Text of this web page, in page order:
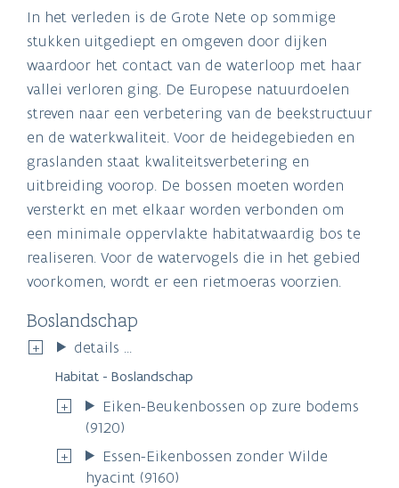
In het verleden is de Grote Nete op sommige
stukken uitgediept en omgeven door dijken
waardoor het contact van de waterloop met haar
vallei verloren ging. De Europese natuurdoelen
streven naar een verbetering van de beekstructuur
en de waterkwaliteit. Voor de heidegebieden en
graslanden staat kwaliteitsverbetering en
uitbreiding voorop. De bossen moeten worden
versterkt en met elkaar worden verbonden om
een minimale oppervlakte habitatwaardig bos te
realiseren. Voor de watervogels die in het gebied
voorkomen, wordt er een rietmoeras voorzien.
Boslandschap
details ...
Habitat - Boslandschap
Eiken-Beukenbossen op zure bodems
(9120)
Essen-Eikenbossen zonder Wilde
hyacint (9160)